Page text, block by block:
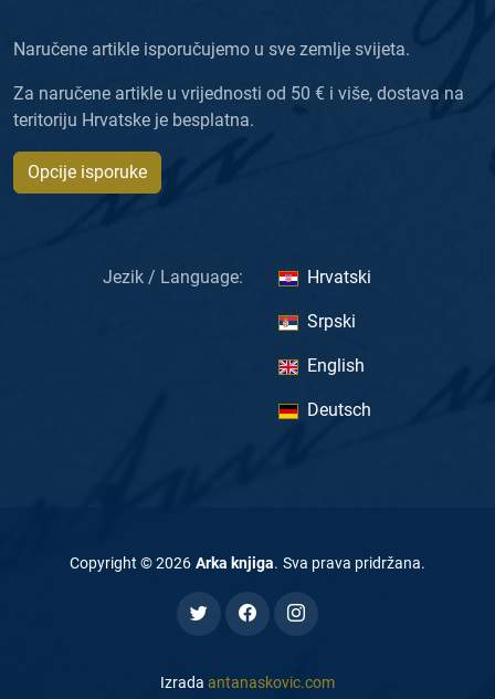
Naručene artikle isporučujemo u sve zemlje svijeta.
Za naručene artikle u vrijednosti od 50 € i više, dostava na
teritoriju Hrvatske je besplatna.
Opcije isporuke
Jezik / Language: Hrvatski
Srpski
English
Deutsch
Copyright ©2026 Arka knjiga. Sva prava pridržana.
Izrada antanaskovic.com